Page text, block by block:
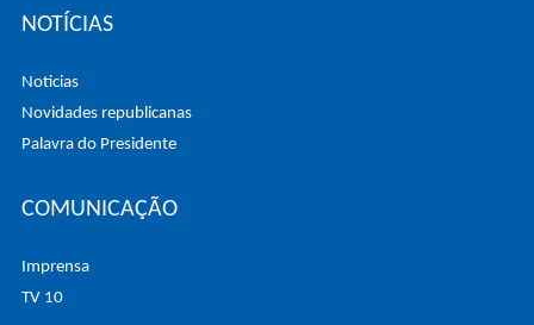
NOTÍCIAS
Noticias
Novidades republicanas
Palavra do Presidente
COMUNICAÇÃO
Imprensa
TV 10